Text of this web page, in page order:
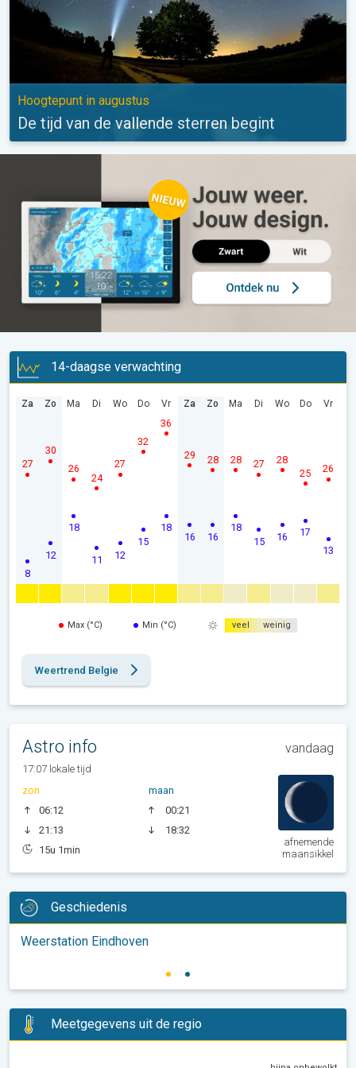
Hoogtepunt in augustus
De tijd van de vallende sterren begint
14-daagse verwachting
Za
8
27
Zo
12
30
Ma
18
26
Di
11
24
Wo
12
27
Do
15
32
Vr
18
36
Za
16
29
Zo
16
28
Ma
18
28
Di
15
27
Wo
16
28
Do
17
25
Vr
13
26
Max (°C) Min (°C) veel weinig
Weertrend Belgie
Astro info vandaag
17:07 lokale tijd
zon
06:12
21:13
15u 1min
maan
00:21
18:32
afnemende
maansikkel
Geschiedenis
Weerstation Eindhoven
Meetgegevens uit de regio